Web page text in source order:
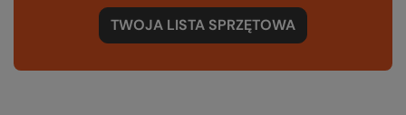
TWOJA LISTA SPRZĘTOWA